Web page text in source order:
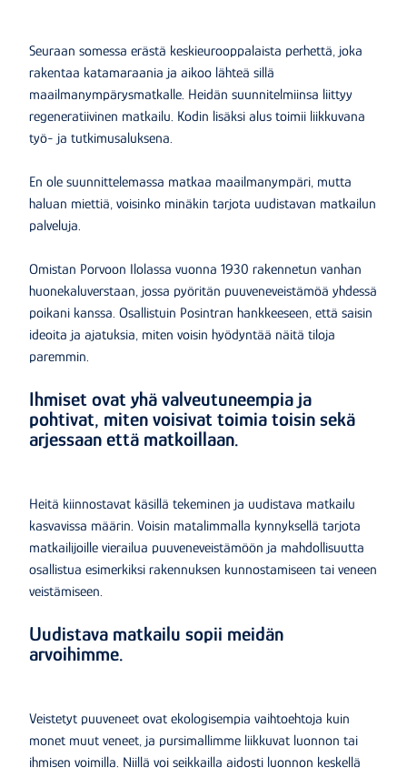
Seuraan somessa erästä keskieurooppalaista perhettä, joka
rakentaa katamaraania ja aikoo lähteä sillä
maailmanympärysmatkalle. Heidän suunnitelmiinsa liittyy
regeneratiivinen matkailu. Kodin lisäksi alus toimii liikkuvana
työ- ja tutkimusaluksena.
En ole suunnittelemassa matkaa maailmanympäri, mutta
haluan miettiä, voisinko minäkin tarjota uudistavan matkailun
palveluja.
Omistan Porvoon Ilolassa vuonna 1930 rakennetun vanhan
huonekaluverstaan, jossa pyöritän puuveneveistämöä yhdessä
poikani kanssa. Osallistuin Posintran hankkeeseen, että saisin
ideoita ja ajatuksia, miten voisin hyödyntää näitä tiloja
paremmin.
Ihmiset ovat yhä valveutuneempia ja
pohtivat, miten voisivat toimia toisin sekä
arjessaan että matkoillaan.
Heitä kiinnostavat käsillä tekeminen ja uudistava matkailu
kasvavissa määrin. Voisin matalimmalla kynnyksellä tarjota
matkailijoille vierailua puuveneveistämöön ja mahdollisuutta
osallistua esimerkiksi rakennuksen kunnostamiseen tai veneen
veistämiseen.
Uudistava matkailu sopii meidän
arvoihimme.
Veistetyt puuveneet ovat ekologisempia vaihtoehtoja kuin
monet muut veneet, ja pursimallimme liikkuvat luonnon tai
ihmisen voimilla. Niillä voi seikkailla aidosti luonnon keskellä